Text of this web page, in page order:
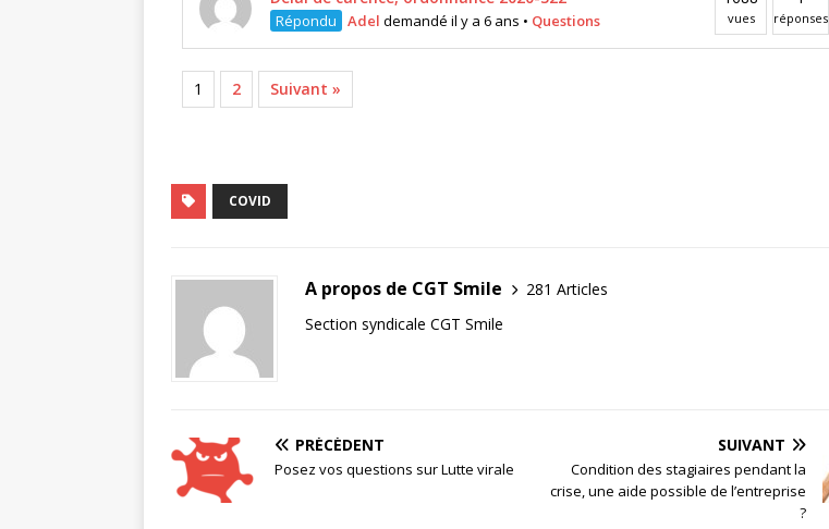
Répondu Adel demandé il y a 6 ans • Questions vues réponses
1 2 Suivant »
COVID
A propos de CGT Smile
281 Articles
Section syndicale CGT Smile
PRÉCÉDENT
Posez vos questions sur Lutte virale
SUIVANT
Condition des stagiaires pendant la
crise, une aide possible de l’entreprise
?